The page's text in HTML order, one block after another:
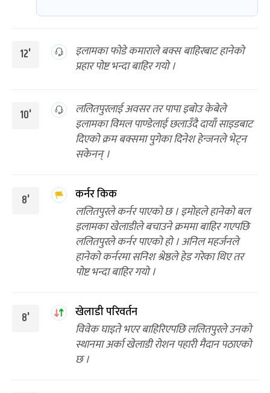
12'
इलामका फोडे कमाराले बक्स बाहिरबाट हानेको
प्रहार पोष्ट भन्दा बाहिर गयो ।
10'
ललितपुरलाई अवसर तर पापा इबोउ केबेले
इलामका विमल पाण्डेलाई छलाउँदै दायाँ साइडबाट
दिएको क्रम बक्समा पुगेका दिनेश हेन्जनले भेट्न
सकेनन् ।
8'
कर्नर किक
ललितपुरले कर्नर पाएको छ । इमोहले हानेको बल
इलामका खेलाडीले बचाउने क्रममा बाहिर गएपछि
ललितपुरले कर्नर पाएको हो । अनिल महर्जनले
हानेको कर्नरमा सनिश श्रेष्ठले हेड गरेका थिए तर
पोष्ट भन्दा बाहिर गयो ।
8'
खेलाडी परिवर्तन
विवेक घाइते भएर बाहिरिएपछि ललितपुरले उनको
स्थानमा अर्का खेलाडी रोशन पहारी मैदान पठाएको
छ ।